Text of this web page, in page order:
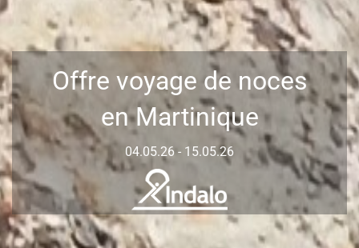
Offre voyage de noces
en Martinique
04.05.26 - 15.05.26